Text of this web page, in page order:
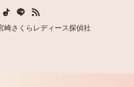
さくらレディース探偵社